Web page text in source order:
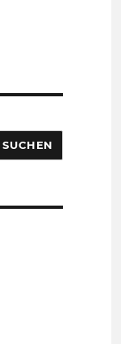
SUCHEN